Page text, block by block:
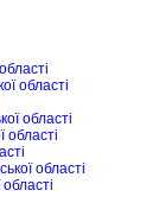
області
області
області
області